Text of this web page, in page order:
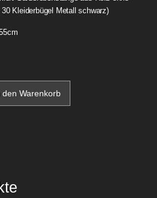
Kleiderbügel Metall schwarz)
den Warenkorb